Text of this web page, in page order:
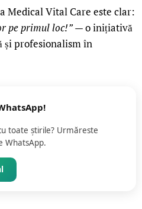
Medical Vital Care este clar:
pe primul loc!”— o inițiativă
și profesionalism în
toate știrile? Urmăreste
WhatsApp.